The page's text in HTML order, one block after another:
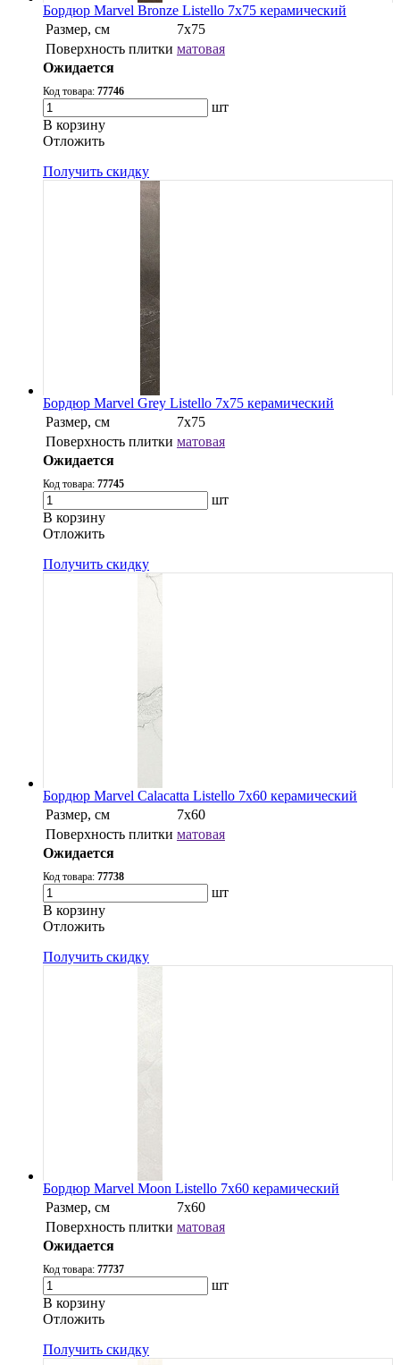
Бордюр Marvel Bronze Listello 7x75 керамический
Размер, см
7x75
Поверхность плитки матовая
Ожидается
Код товара: 77746
шт
В корзину
Oтложить
Получить скидку
Бордюр Marvel Grey Listello 7x75 керамический
Размер, см
7x75
Поверхность плитки матовая
Ожидается
Код товара: 77745
шт
В корзину
Oтложить
Получить скидку
Бордюр Marvel Calacatta Listello 7x60 керамический
Размер, см
7x60
Поверхность плитки матовая
Ожидается
Код товара: 77738
шт
В корзину
Oтложить
Получить скидку
Бордюр Marvel Moon Listello 7x60 керамический
Размер, см
7x60
Поверхность плитки матовая
Ожидается
Код товара: 77737
шт
В корзину
Oтложить
Получить скидку